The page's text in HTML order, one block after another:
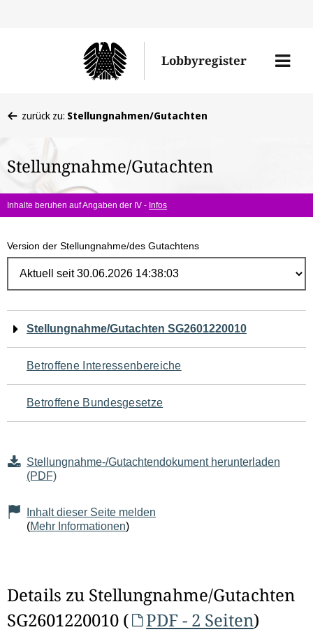
Lobbyregister
Menü
befinden
hier:
zurück zu: Stellungnahmen/Gutachten
Stellungnahme/Gutachten
Inhalte beruhen auf Angaben der IV - Infos
Version der Stellungnahme/des Gutachtens
Navigation
für
den
Seiteninhalt
Stellungnahme/Gutachten SG2601220010
Betroffene Interessenbereiche
Betroffene Bundesgesetze
Stellungnahme-/Gutachtendokument herunterladen
(PDF)
Inhalt dieser Seite melden
(Mehr Informationen)
Details zu Stellungnahme/Gutachten
SG2601220010 (
PDF - 2 Seiten)